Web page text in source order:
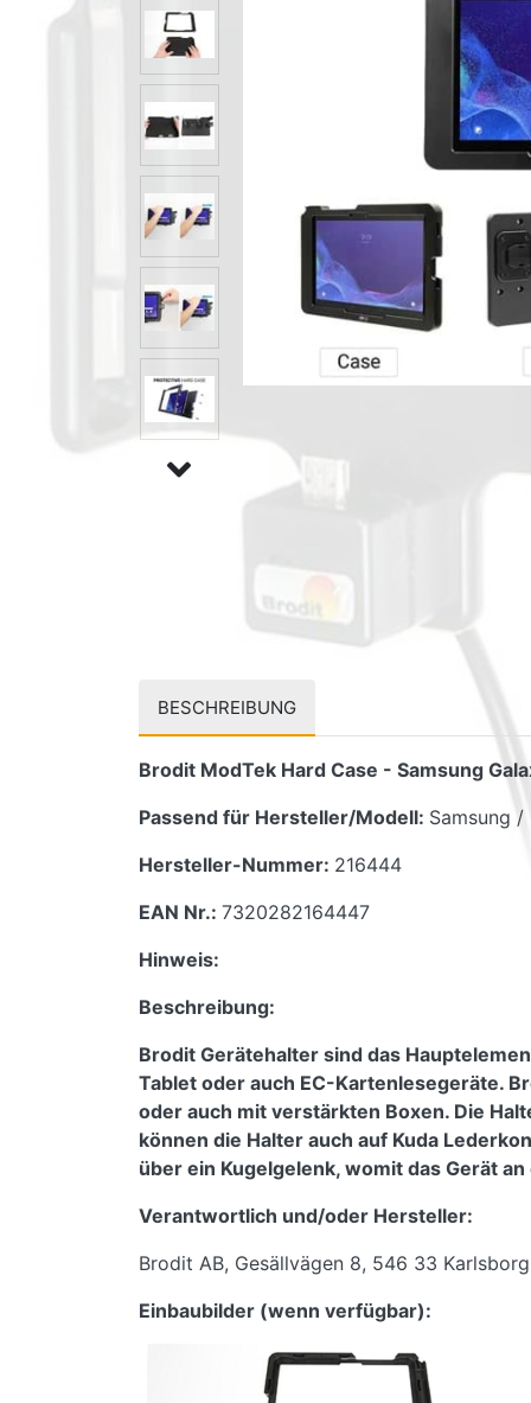
BESCHREIBUNG
Brodit ModTek Hard Case - Samsung
Passend für Hersteller/Modell: Samsung
Hersteller-Nummer: 216444
EAN Nr.: 7320282164447
Hinweis:
Beschreibung:
Brodit Gerätehalter sind das
Tablet oder auch EC-Kartenlesegeräte.
oder auch mit verstärkten Boxen. Die
können die Halter auch auf Kuda
über ein Kugelgelenk, womit das Gerät
Verantwortlich und/oder Hersteller:
Brodit AB, Gesällvägen 8, 546 33
Einbaubilder (wenn verfügbar):